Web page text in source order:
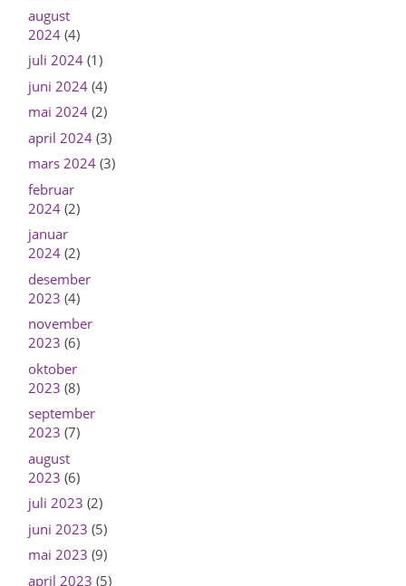
august
2024(4)
juli 2024(1)
juni 2024(4)
mai 2024(2)
april 2024(3)
mars 2024(3)
februar
2024(2)
januar
2024(2)
desember
2023 (4)
november
2023 (6)
oktober
2023 (8)
september
2023 (7)
august
2023 (6)
juli 2023 (2)
juni 2023 (5)
mai 2023 (9)
april 2023 (5)